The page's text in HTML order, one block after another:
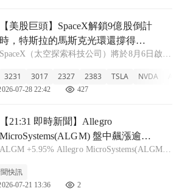
解鎖9億股倒計時，特斯拉的馬斯
【美股巨頭】SpaceX解鎖9億股倒計
時，特斯拉的馬斯克光環還撐得住
嗎？
SpaceX（太空探索科技公司）將於8月6日啟動
通。這代表大量早期投資人拿回了賣股的自
由，市場最直接的問題是：這波賣壓會不會連
3231 3017 2327 2383 TSLA NVDA
07-28 22:42 427
聞】Allegro MicroSystems(ALGM) 盤
【21:31 即時新聞】Allegro
MicroSystems(ALGM) 盤中飆漲逾
6%：技術指標低檔背離激勵買盤回
ALGM +5.95% Allegro MicroSystems(ALGM)
約 6.19%，屬明顯上漲表現，顯示跌深後買盤
積極回補。對比近期技術線型，
快訊
07-21 13:36 2